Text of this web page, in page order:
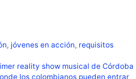
, jóvenes en acción, requisitos
reality show musical de Córdoba
los colombianos pueden entrar